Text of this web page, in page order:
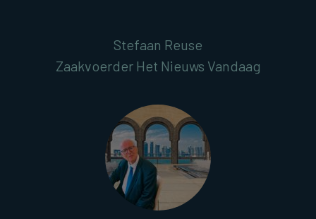
Stefaan Reuse
Zaakvoerder Het Nieuws Vandaag